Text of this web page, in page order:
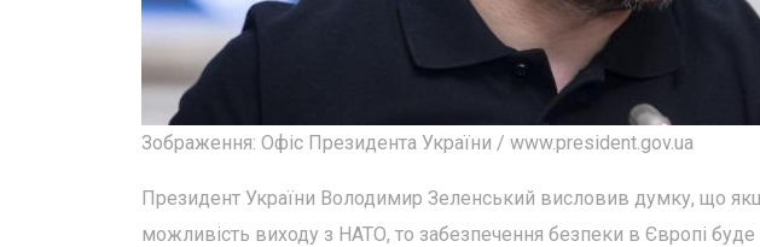
Зображення: Офіс Президента України / www.president.gov.ua
Президент України Володимир Зеленський висловив думку, що
можливість виходу з НАТО, то забезпечення безпеки в Європі